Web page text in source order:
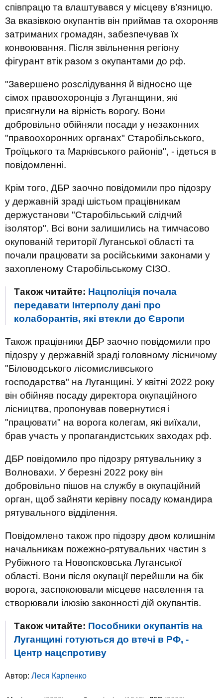
співпрацю та влаштувався у місцеву в’язницю.
За вказівкою окупантів він приймав та охороняв
затриманих громадян, забезпечував їх
конвоювання. Після звільнення регіону
фігурант втік разом з окупантами до рф.
"Завершено розслідування й відносно ще
сімох правоохоронців з Луганщини, які
присягнули на вірність ворогу. Вони
добровільно обійняли посади у незаконних
"правоохоронних органах" Старобільського,
Троїцького та Марківського районів", - ідеться в
повідомленні.
Крім того, ДБР заочно повідомили про підозру
у державній зраді шістьом працівникам
держустанови "Старобільський слідчий
ізолятор". Всі вони залишились на тимчасово
окупованій території Луганської області та
почали працювати за російськими законами у
захопленому Старобільському СІЗО.
Також читайте: Нацполіція почала
передавати Інтерполу дані про
колаборантів, які втекли до Європи
Також працівники ДБР заочно повідомили про
підозру у державній зраді головному лісничому
"Біловодського лісомисливського
господарства" на Луганщині. У квітні 2022 року
він обійняв посаду директора окупаційного
лісництва, пропонував повернутися і
"працювати" на ворога колегам, які виїхали,
брав участь у пропагандистських заходах рф.
ДБР повідомило про підозру рятувальнику з
Волновахи. У березні 2022 року він
добровільно пішов на службу в окупаційний
орган, щоб зайняти керівну посаду командира
рятувального відділення.
Повідомлено також про підозру двом колишнім
начальникам пожежно-рятувальних частин з
Рубіжного та Новопсковська Луганської
області. Вони після окупації перейшли на бік
ворога, заспокоювали місцеве населення та
створювали ілюзію законності дій окупантів.
Також читайте: Пособники окупантів на
Луганщині готуються до втечі в РФ, -
Центр нацспротиву
Автор: Леся Карпенко